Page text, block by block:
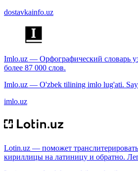
dostavkainfo.uz
Imlo.uz — Орфографический словарь
более 87 000 слов.
Imlo.uz — O'zbek tilining imlo lug'ati.
imlo.uz
Lotin.uz — поможет транслитерировать
кириллицы на латиницу и обратно.